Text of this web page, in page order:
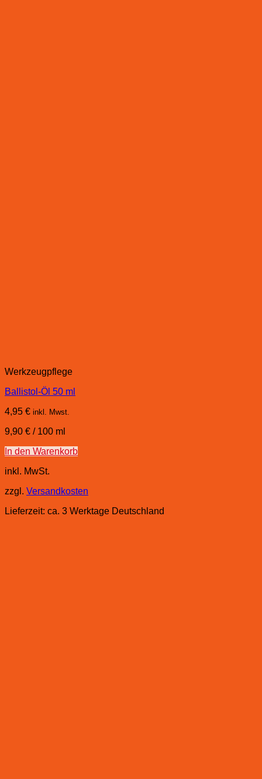
Werkzeugpflege
Ballistol-Öl 50 ml
4,95 € inkl. Mwst.
9,90 € / 100 ml
In den Warenkorb
inkl. MwSt.
zzgl. Versandkosten
Lieferzeit: ca. 3 Werktage Deutschland